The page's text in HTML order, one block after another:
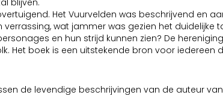
blijven.
Het Vuurvelden was beschrijvend en
wat jammer was gezien het duidelijke
en hun strijd kunnen zien? De
Het boek is een uitstekende bron voor iedereen
de levendige beschrijvingen van de auteur